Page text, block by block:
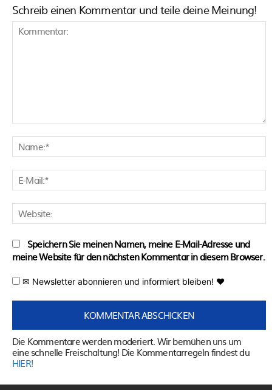
Schreib einen Kommentar und teile deine Meinung!
Speichern Sie meinen Namen, meine E-Mail-Adresse und
meine Website für den nächsten Kommentar in diesem Browser.
✉ Newsletter abonnieren und informiert bleiben! ♥
Die Kommentare werden moderiert. Wir bemühen uns um
eine schnelle Freischaltung! Die Kommentarregeln findest du
HIER!